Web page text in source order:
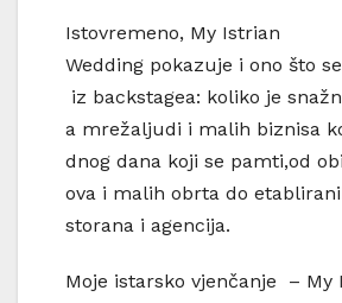
Istovremeno, My Istrian
Wedding pokazuje i ono što
iz backstagea: koliko je
a mrežaljudi i malih biznisa
dnog dana koji se pamti,od
ova i malih obrta do
storana i agencija.
Moje istarsko vjenčanje – My